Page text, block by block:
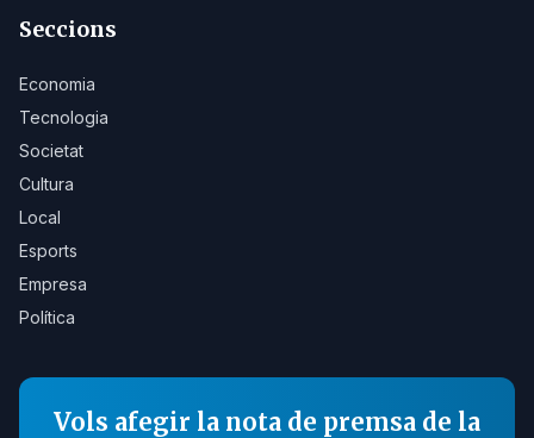
Seccions
Economia
Tecnologia
Societat
Cultura
Local
Esports
Empresa
Política
Vols afegir la nota de premsa de la